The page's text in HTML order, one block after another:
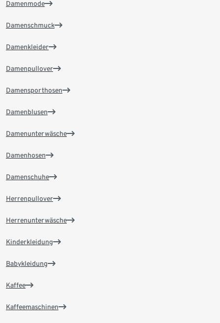
Damenmode
Damenschmuck
Damenkleider
Damenpullover
Damensporthosen
Damenblusen
Damenunterwäsche
Damenhosen
Damenschuhe
Herrenpullover
Herrenunterwäsche
Kinderkleidung
Babykleidung
Kaffee
Kaffeemaschinen